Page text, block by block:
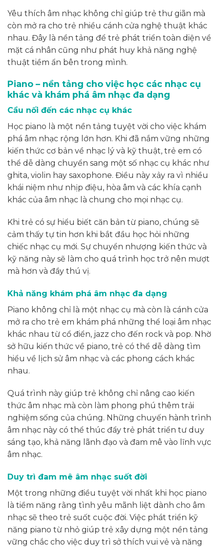
Yêu thích âm nhạc không chỉ giúp trẻ thư giãn mà
còn mở ra cho trẻ nhiều cánh cửa nghệ thuật khác
nhau. Đây là nền tảng để trẻ phát triển toàn diện về
mặt cá nhân cũng như phát huy khả năng nghệ
thuật tiềm ẩn bên trong mình.
Piano – nền tảng cho việc học các nhạc cụ
khác và khám phá âm nhạc đa dạng
Cầu nối đến các nhạc cụ khác
Học piano là một nền tảng tuyệt vời cho việc khám
phá âm nhạc rộng lớn hơn. Khi đã nắm vững những
kiến thức cơ bản về nhạc lý và kỹ thuật, trẻ em có
thể dễ dàng chuyển sang một số nhạc cụ khác như
ghita, violin hay saxophone. Điều này xảy ra vì nhiều
khái niệm như nhịp điệu, hòa âm và các khía cạnh
khác của âm nhạc là chung cho mọi nhạc cụ.
Khi trẻ có sự hiểu biết căn bản từ piano, chúng sẽ
cảm thấy tự tin hơn khi bắt đầu học hỏi những
chiếc nhạc cụ mới. Sự chuyển nhượng kiến thức và
kỹ năng này sẽ làm cho quá trình học trở nên mượt
mà hơn và đầy thú vị.
Khả năng khám phá âm nhạc đa dạng
Piano không chỉ là một nhạc cụ mà còn là cánh cửa
mở ra cho trẻ em khám phá những thể loại âm nhạc
khác nhau từ cổ điển, jazz cho đến rock và pop. Nhờ
sở hữu kiến thức về piano, trẻ có thể dễ dàng tìm
hiểu về lịch sử âm nhạc và các phong cách khác
nhau.
Quá trình này giúp trẻ không chỉ nâng cao kiến
thức âm nhạc mà còn làm phong phú thêm trải
nghiệm sống của chúng. Những chuyến hành trình
âm nhạc này có thể thúc đẩy trẻ phát triển tư duy
sáng tạo, khả năng lãnh đạo và đam mê vào lĩnh vực
âm nhạc.
Duy trì đam mê âm nhạc suốt đời
Một trong những điều tuyệt vời nhất khi học piano
là tiềm năng rằng tình yêu mãnh liệt dành cho âm
nhạc sẽ theo trẻ suốt cuộc đời. Việc phát triển kỹ
năng piano từ nhỏ giúp trẻ xây dựng một nền tảng
vững chắc cho việc duy trì sở thích vui vẻ và năng